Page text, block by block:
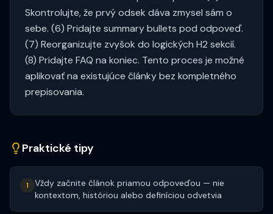
Skontrolujte, že prvý odsek dáva zmysel sám o
sebe. (6) Pridajte summary bullets pod odpoveď.
(7) Reorganizujte zvyšok do logických H2 sekcií.
(8) Pridajte FAQ na koniec. Tento proces je možné
aplikovať na existujúce články bez kompletného
prepisovania.
Praktické tipy
1
Vždy začnite článok priamou odpoveďou — nie
kontextom, históriou alebo definíciou odvetvia